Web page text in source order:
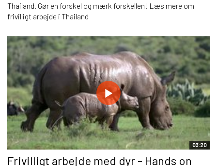
Thailand. Gør en forskel og mærk forskellen! Læs mere om
frivilligt arbejde i Thailand
03:20
Frivilligt arbejde med dyr - Hands on